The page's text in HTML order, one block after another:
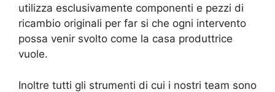
utilizza esclusivamente componenti e pezzi di
ricambio originali per far si che ogni intervento
possa venir svolto come la casa produttrice
vuole.
Inoltre tutti gli strumenti di cui i nostri team sono